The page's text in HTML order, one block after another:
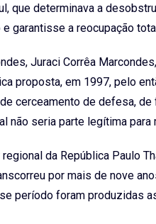
que determinava a
garantisse a reocupação
Juraci Corrêa
proposta, em 1997, pelo
cerceamento de defesa,
não seria parte legítima
da República Paulo
por mais de nove
período foram produzidas